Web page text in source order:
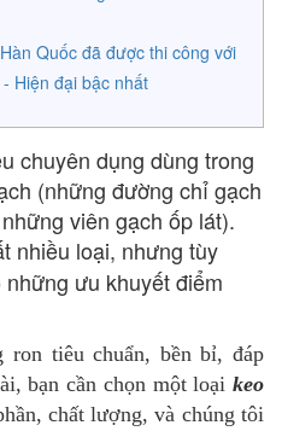
Quốc đã được thi công với
Hiện đại bậc nhất
chuyên dụng dùng trong
(những đường chỉ gạch
viên gạch ốp lát).
nhiều loại, nhưng tùy
ưu khuyết điểm
tiêu chuẩn, bền bỉ, đáp
bạn cần chọn một loại keo
chất lượng, và chúng tôi